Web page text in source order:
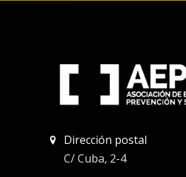
Dirección postal
C/ Cuba, 2-4